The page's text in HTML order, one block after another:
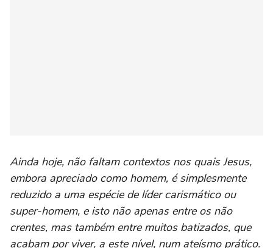
Ainda hoje, não faltam contextos nos quais Jesus,
embora apreciado como homem, é simplesmente
reduzido a uma espécie de líder carismático ou
super-homem, e isto não apenas entre os não
crentes, mas também entre muitos batizados, que
acabam por viver, a este nível, num ateísmo prático.